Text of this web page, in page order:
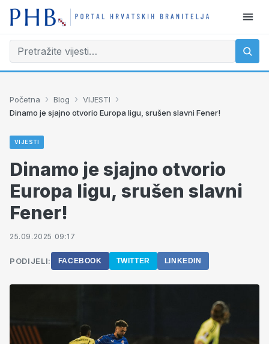
Početna › Blog › VIJESTI ›
Dinamo je sjajno otvorio Europa ligu, srušen slavni Fener!
VIJESTI
Dinamo je sjajno otvorio
Europa ligu, srušen slavni
Fener!
25.09.2025 09:17
PODIJELI: FACEBOOK TWITTER LINKEDIN